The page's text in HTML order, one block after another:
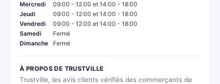
Mercredi
09:00 - 12:00 et 14:00 - 18:00
Jeudi
09:00 - 12:00 et 14:00 - 18:00
Vendredi
09:00 - 12:00 et 14:00 - 18:00
Samedi
Fermé
Dimanche
Fermé
À PROPOS DE TRUSTVILLE
Trustville, les avis clients vérifiés des commerçants de